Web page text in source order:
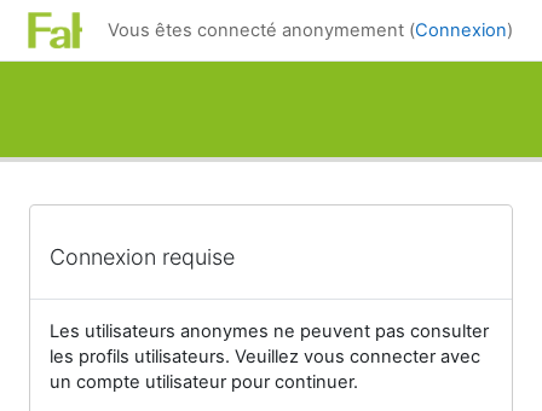
Passer au contenu principal
Vous êtes connecté anonymement (Connexion)
Connexion requise
Les utilisateurs anonymes ne peuvent pas consulter
les profils utilisateurs. Veuillez vous connecter avec
un compte utilisateur pour continuer.